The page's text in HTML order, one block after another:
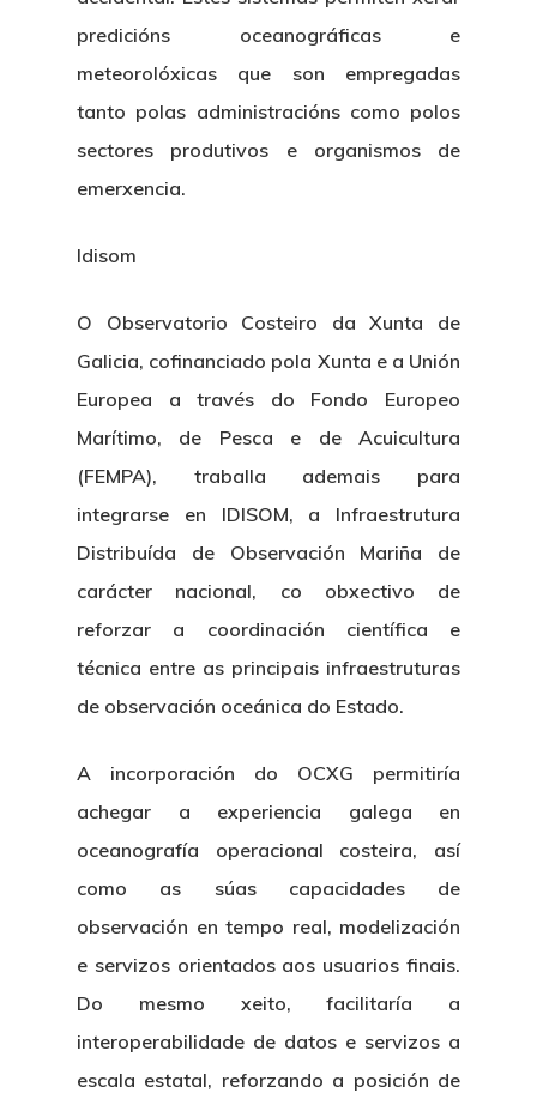
predicións oceanográficas e
meteorolóxicas que son empregadas
tanto polas administracións como polos
sectores produtivos e organismos de
emerxencia.
Idisom
O Observatorio Costeiro da Xunta de
Galicia, cofinanciado pola Xunta e a Unión
Europea a través do Fondo Europeo
Marítimo, de Pesca e de Acuicultura
(FEMPA), traballa ademais para
integrarse en IDISOM, a Infraestrutura
Distribuída de Observación Mariña de
carácter nacional, co obxectivo de
reforzar a coordinación científica e
técnica entre as principais infraestruturas
de observación oceánica do Estado.
A incorporación do OCXG permitiría
achegar a experiencia galega en
oceanografía operacional costeira, así
como as súas capacidades de
observación en tempo real, modelización
e servizos orientados aos usuarios finais.
Do mesmo xeito, facilitaría a
interoperabilidade de datos e servizos a
escala estatal, reforzando a posición de